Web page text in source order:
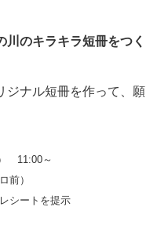
のキラキラ短冊をつく
ジナル短冊を作って、願
11:00～
前）
シートを提示